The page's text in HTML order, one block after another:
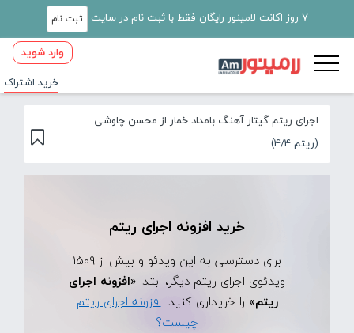
7 روز اکانت لامینور رایگان فقط با ثبت نام در سایت ثبت نام
وارد شوید
خرید اشتراک
اجرای ریتم گیتار آهنگ بامداد خمار از محسن چاوشی
(ریتم 4/4)
خرید افزونه اجرای ریتم
برای دسترسی به این ویدئو و بیش از 1509
ویدئوی اجرای ریتم دیگر، ابتدا «افزونه اجرای
ریتم» را خریداری کنید.افزونه اجرای ریتم
چیست؟